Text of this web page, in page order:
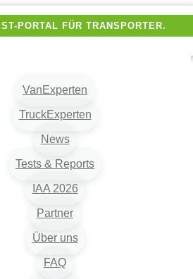
PORTAL FÜR TRANSPORTER.
VanExperten
TruckExperten
News
Tests & Reports
IAA 2026
Partner
Über uns
FAQ